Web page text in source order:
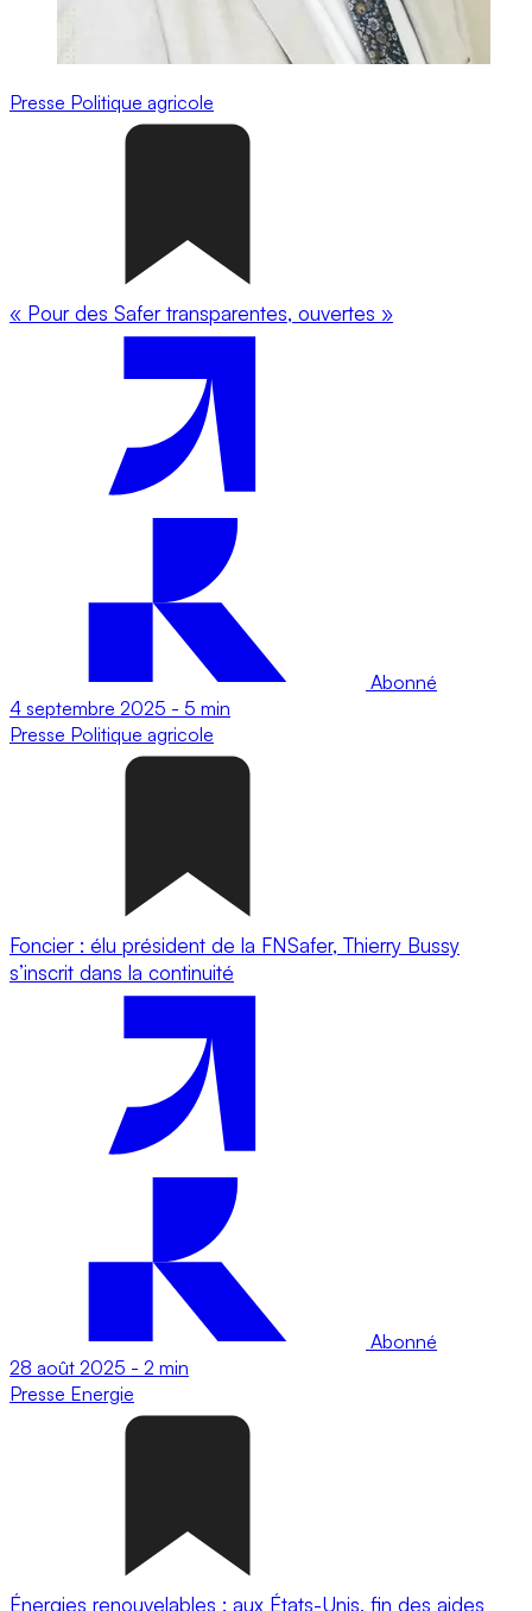
Presse Politique agricole
« Pour des Safer transparentes, ouvertes »
Abonné
4 septembre 2025 - 5 min
Presse Politique agricole
Foncier : élu président de la FNSafer, Thierry Bussy
s’inscrit dans la continuité
Abonné
28 août 2025 - 2 min
Presse Energie
Énergies renouvelables : aux États-Unis, fin des aides